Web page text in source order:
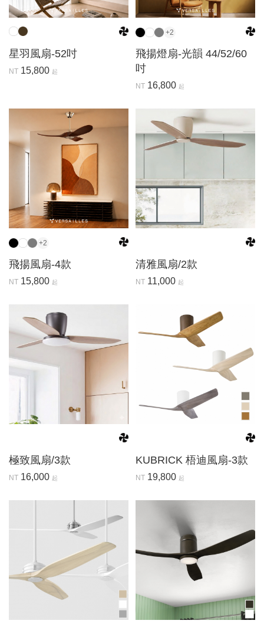
星羽風扇-52吋
NT 15,800 起
+2
飛揚燈扇-光韻 44/52/60
吋
NT 16,800 起
+2
飛揚風扇-4款
NT 15,800 起
清雅風扇/2款
NT 11,000 起
極致風扇/3款
NT 16,000 起
KUBRICK 梧迪風扇-3款
NT 19,800 起